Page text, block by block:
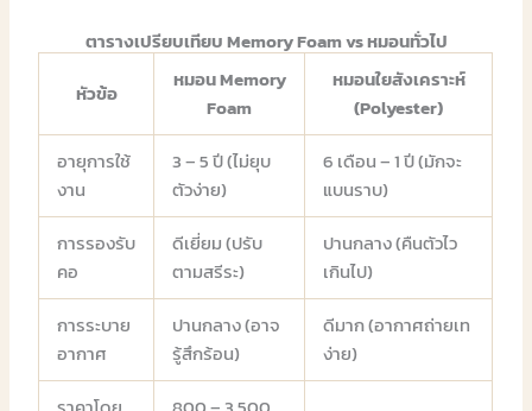
ตารางเปรียบเทียบ Memory Foam vs หมอนทั่วไป
หัวข้อ
หมอน Memory
Foam
หมอนใยสังเคราะห์
(Polyester)
อายุการใช้
งาน
3 – 5 ปี (ไม่ยุบ
ตัวง่าย)
6 เดือน – 1 ปี (มักจะ
แบนราบ)
การรองรับ
คอ
ดีเยี่ยม (ปรับ
ตามสรีระ)
ปานกลาง (คืนตัวไว
เกินไป)
การระบาย
อากาศ
ปานกลาง (อาจ
รู้สึกร้อน)
ดีมาก (อากาศถ่ายเท
ง่าย)